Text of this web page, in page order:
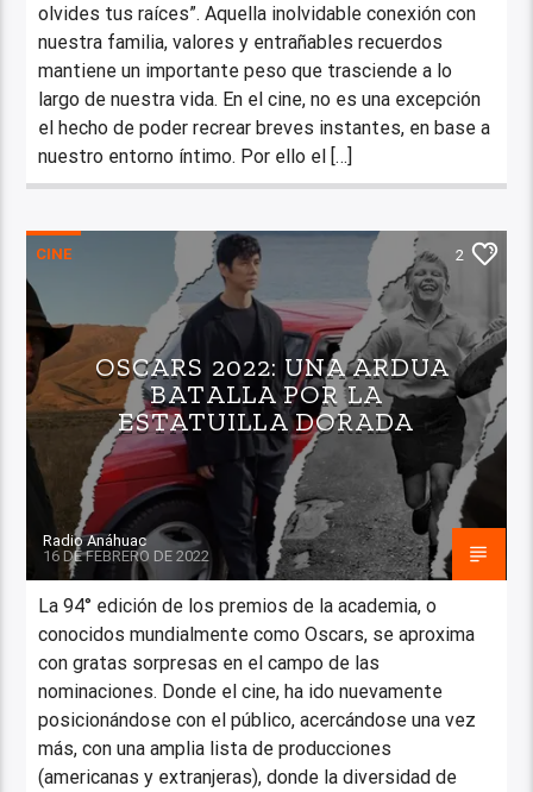
olvides tus raíces”. Aquella inolvidable conexión con
nuestra familia, valores y entrañables recuerdos
mantiene un importante peso que trasciende a lo
largo de nuestra vida. En el cine, no es una excepción
el hecho de poder recrear breves instantes, en base a
nuestro entorno íntimo. Por ello el […]
CINE 2
OSCARS 2022: UNA ARDUA
BATALLA POR LA
ESTATUILLA DORADA
Radio Anáhuac
16 DE FEBRERO DE 2022
La 94° edición de los premios de la academia, o
conocidos mundialmente como Oscars, se aproxima
con gratas sorpresas en el campo de las
nominaciones. Donde el cine, ha ido nuevamente
posicionándose con el público, acercándose una vez
más, con una amplia lista de producciones
(americanas y extranjeras), donde la diversidad de